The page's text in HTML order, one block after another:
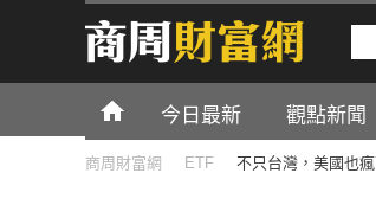
今日最新 觀點新聞
商周財富網 ETF 不只台灣，美國也